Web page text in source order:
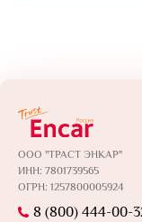
ООО "ТРАСТ ЭНКАР"
ИНН: 7801739565
ОГРН: 1257800005924
8 (800) 444-00-